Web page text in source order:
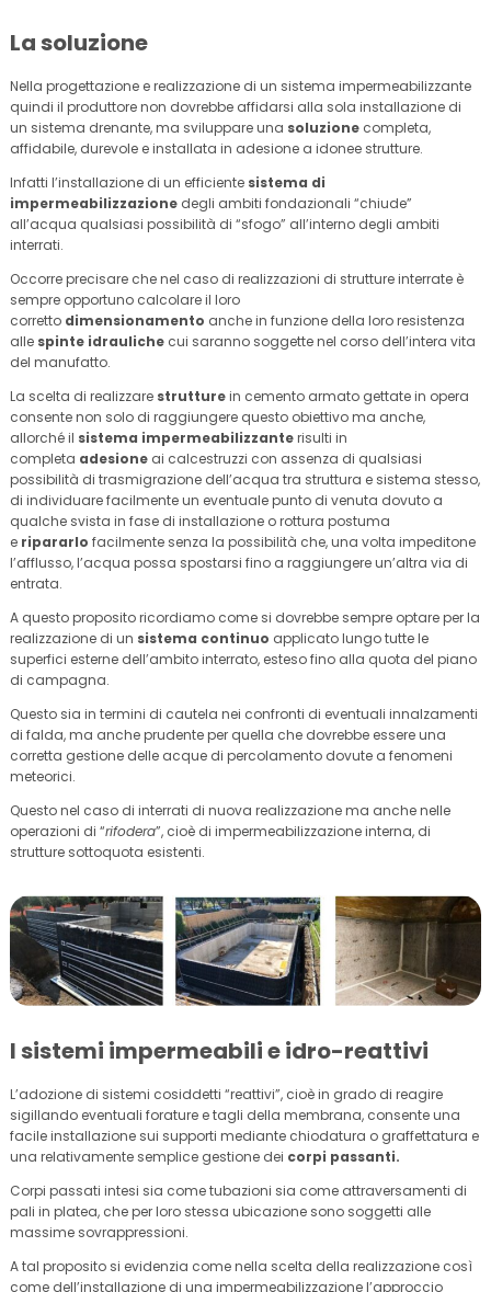
La soluzione
Nella progettazione e realizzazione di un sistema impermeabilizzante
quindi il produttore non dovrebbe affidarsi alla sola installazione di
un sistema drenante, ma sviluppare una soluzione completa,
affidabile, durevole e installata in adesione a idonee strutture.
Infatti l’installazione di un efficiente sistema di
impermeabilizzazione degli ambiti fondazionali “chiude”
all’acqua qualsiasi possibilità di “sfogo” all’interno degli ambiti
interrati.
Occorre precisare che nel caso di realizzazioni di strutture interrate è
sempre opportuno calcolare il loro
corretto dimensionamento anche in funzione della loro resistenza
alle spinte idrauliche cui saranno soggette nel corso dell’intera vita
del manufatto.
La scelta di realizzare strutturein cemento armato gettate in opera
consente non solo di raggiungere questo obiettivo ma anche,
allorché il sistema impermeabilizzanterisulti in
completa adesione ai calcestruzzi con assenza di qualsiasi
possibilità di trasmigrazione dell’acqua tra struttura e sistema stesso,
di individuare facilmente un eventuale punto di venuta dovuto a
qualche svista in fase di installazione o rottura postuma
e ripararlo facilmente senza la possibilità che, una volta impeditone
l’afflusso, l’acqua possa spostarsi fino a raggiungere un’altra via di
entrata.
A questo proposito ricordiamo come si dovrebbe sempre optare per la
realizzazione di un sistema continuo applicato lungo tutte le
superfici esterne dell’ambito interrato, esteso fino alla quota del piano
di campagna.
Questo sia in termini di cautela nei confronti di eventuali innalzamenti
di falda, ma anche prudente per quella che dovrebbe essere una
corretta gestione delle acque di percolamento dovute a fenomeni
meteorici.
Questo nel caso di interrati di nuova realizzazione ma anche nelle
operazioni di “rifodera”, cioè di impermeabilizzazione interna, di
strutture sottoquota esistenti.
I sistemi impermeabili e idro-reattivi
L’adozione di sistemi cosiddetti “reattivi”, cioè in grado di reagire
sigillando eventuali forature e tagli della membrana, consente una
facile installazione sui supporti mediante chiodatura o graffettatura e
una relativamente semplice gestione dei corpi passanti.
Corpi passati intesi sia come tubazioni sia come attraversamenti di
pali in platea, che per loro stessa ubicazione sono soggetti alle
massime sovrappressioni.
A tal proposito si evidenzia come nella scelta della realizzazione così
come dell’installazione di una impermeabilizzazione l’approccio